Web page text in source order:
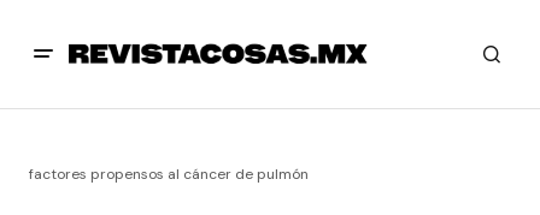
factores propensos al cáncer de pulmón